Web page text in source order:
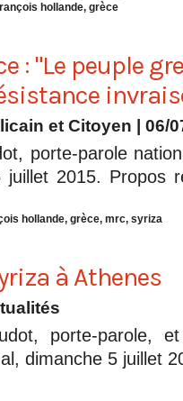
hollande, grèce
: "Le peuple
et Citoyen | 06/
porte-parole
2015. Propos
hollande, grèce, mrc, syriza
à Athenes
porte-parole,
dimanche 5 juillet